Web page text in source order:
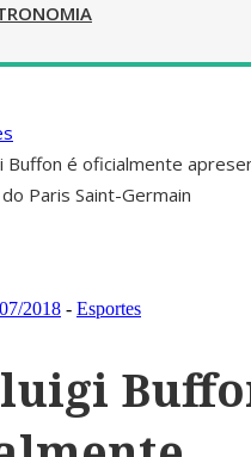
Buffon é oficialmente
Paris Saint-Germain
2018 - Esportes